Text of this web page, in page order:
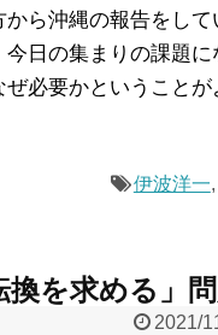
ら沖縄の報告をし
日の集まりの課題
ぜ必要かということ
伊波洋一,
換を求める」
2021/